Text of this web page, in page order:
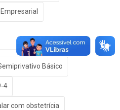
Básico
4
com obstetrícia